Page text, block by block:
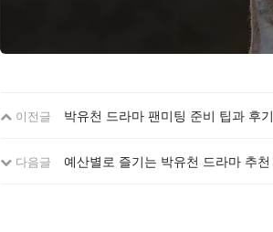
이전글 박유천 드라마 팬미팅 준비 팁과 후기
다음글 예산별로 즐기는 박유천 드라마 추천